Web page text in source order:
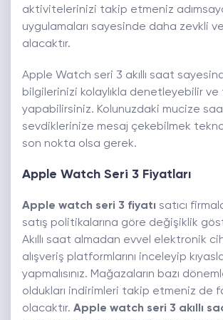
aktivitelerinizi takip etmeniz
uygulamaları sayesinde daha zevkli
alacaktır.
Apple Watch seri 3 akıllı saat
bilgilerinizi kolaylıkla denetleyebilir
yapabilirsiniz. Kolunuzdaki mucize
sevdiklerinize mesaj çekebilmek
son nokta olsa gerek.
Apple Watch Seri 3 Fiyatları
Apple watch seri 3 fiyatı satıcı
satış politikalarına göre değişiklik
Akıllı saat almadan evvel elektronik
alışveriş platformlarını inceleyip
yapmalısınız. Mağazaların bazı
oldukları indirimleri takip etmeniz de
olacaktır. Apple watch seri 3 akıllı